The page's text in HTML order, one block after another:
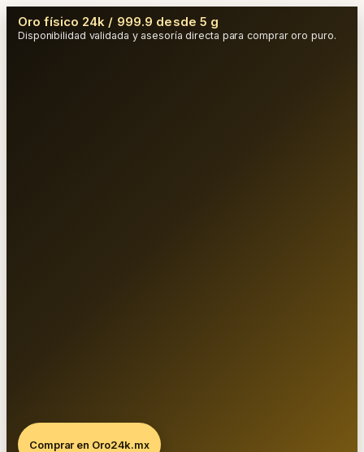
Oro físico 24k / 999.9 desde 5 g
Disponibilidad validada y asesoría directa para comprar oro puro.
Comprar en Oro24k.mx